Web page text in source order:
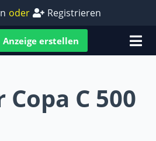
oder Registrieren
Anzeige erstellen
C 500